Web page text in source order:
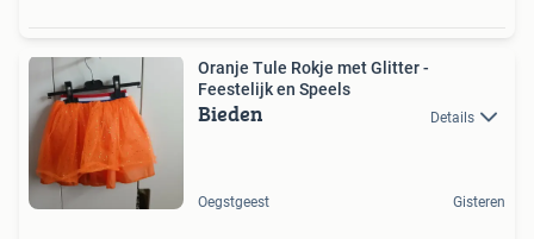
Oranje Tule Rokje met Glitter -
Feestelijk en Speels
Bieden Details
Oegstgeest Gisteren